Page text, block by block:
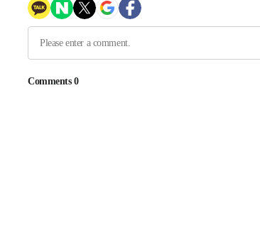
2시간 전 > [속보]원·달러 환율, 0.7원 내린 1423.8원 마감
3시간 전 >"여기 떨어졌다"…다누리, 스페이스X 로켓 달
4시간 전 >손흥민, 5경기 연속골 실패…LAFC는 승부차기
-15630초 전 >
축구협회, 15년 전 심판 성 접대 파문에 "
경찰, '홍명보는 2순위' 결론냈던 스포츠
[속보]합참 "北 발사체는 단거리탄도미사일…